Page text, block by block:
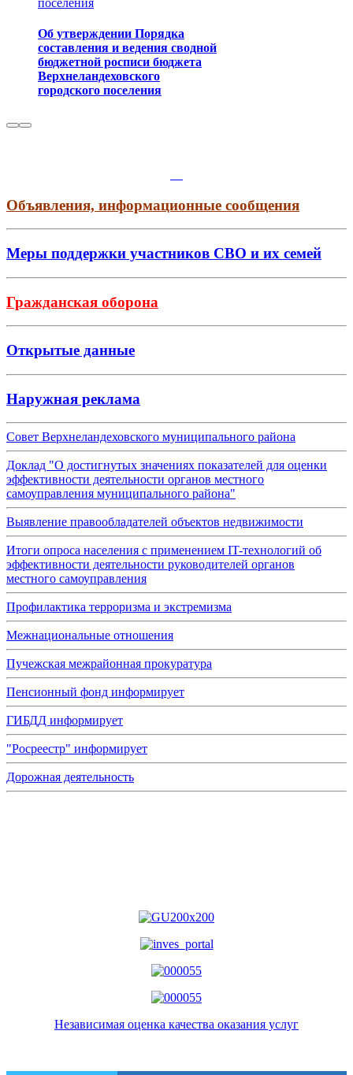
Об утверждении Порядка
составления и ведения сводной
бюджетной росписи бюджета
Верхнеландеховского
городского поселения
Объявления, информационные сообщения
Меры поддержки участников СВО и их семей
Гражданская оборона
Открытые данные
Наружная реклама
Совет Верхнеландеховского муниципального района
Доклад "О достигнутых значениях показателей для оценки
эффективности деятельности органов местного
самоуправления муниципального района"
Выявление правообладателей объектов недвижимости
Итоги опроса населения с применением IT-технологий об
эффективности деятельности руководителей органов
местного самоуправления
Профилактика терроризма и экстремизма
Межнациональные отношения
Пучежская межрайонная прокуратура
Пенсионный фонд информирует
ГИБДД информирует
"Росреестр" информирует
Дорожная деятельность
Независимая оценка качества оказания услуг